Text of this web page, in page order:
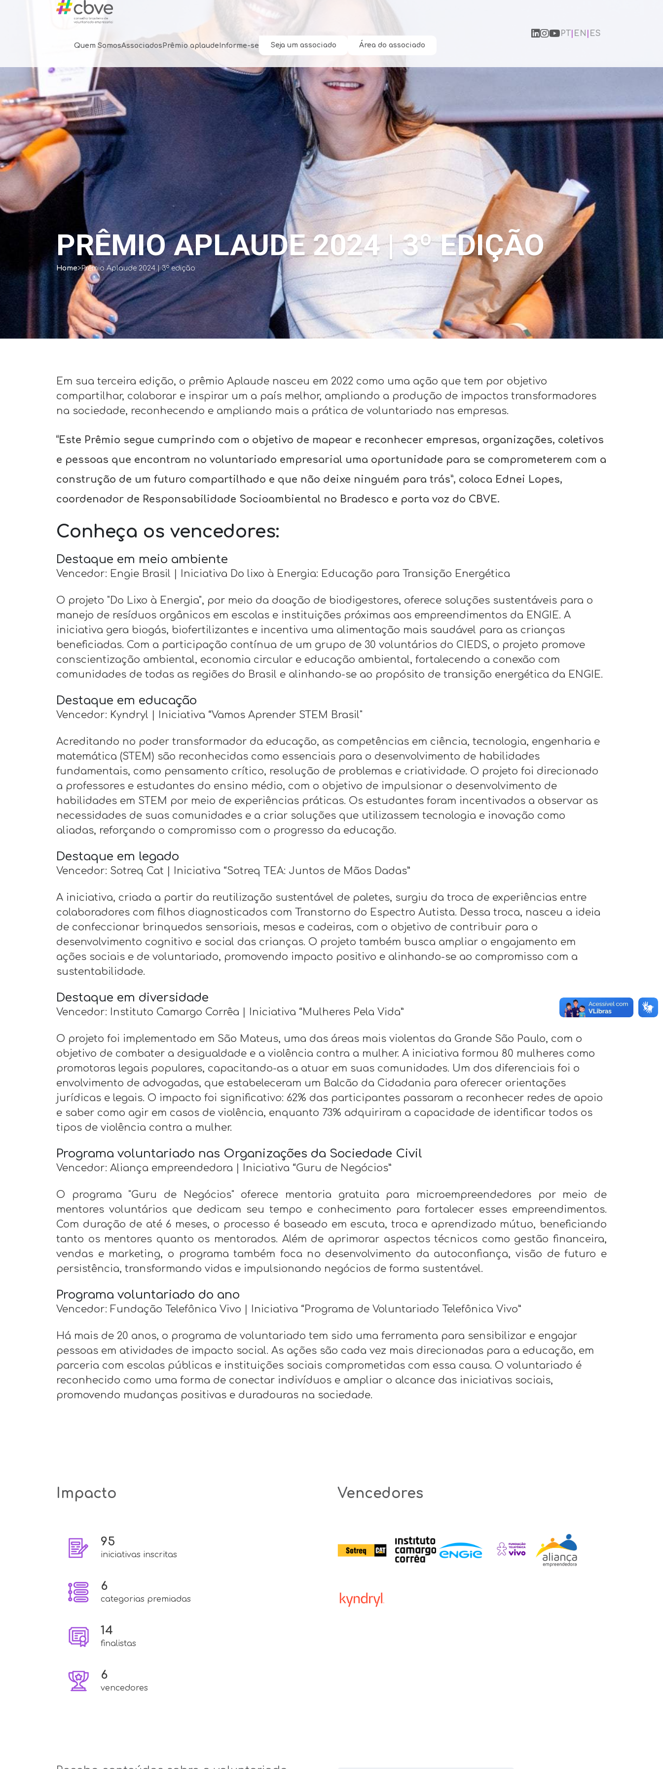
Quem SomosAssociados Prêmio aplaude Informe-se Seja um associado Área do associado
PT| EN ES
PRÊMIO APLAUDE 2024 | 3º EDIÇÃO
Home>Prêmio Aplaude 2024 | 3º edição
Em sua terceira edição, o prêmio Aplaude nasceu em 2022 como uma ação que tem por objetivo
compartilhar, colaborar e inspirar um a país melhor, ampliando a produção de impactos transformadores
na sociedade, reconhecendo e ampliando mais a prática de voluntariado nas empresas.
“Este Prêmio segue cumprindo com o objetivo de mapear e reconhecer empresas, organizações, coletivos
e pessoas que encontram no voluntariado empresarial uma oportunidade para se comprometerem com a
construção de um futuro compartilhado e que não deixe ninguém para trás”, coloca Ednei Lopes,
coordenador de Responsabilidade Socioambiental no Bradesco e porta voz do CBVE.
Conheça os vencedores:
Destaque em meio ambiente
Vencedor: Engie Brasil | Iniciativa Do lixo à Energia: Educação para Transição Energética
O projeto "Do Lixo à Energia", por meio da doação de biodigestores, oferece soluções sustentáveis para o
manejo de resíduos orgânicos em escolas e instituições próximas aos empreendimentos da ENGIE. A
iniciativa gera biogás, biofertilizantes e incentiva uma alimentação mais saudável para as crianças
beneficiadas. Com a participação contínua de um grupo de 30 voluntários do CIEDS, o projeto promove
conscientização ambiental, economia circular e educação ambiental, fortalecendo a conexão com
comunidades de todas as regiões do Brasil e alinhando-se ao propósito de transição energética da ENGIE.
Destaque em educação
Vencedor: Kyndryl | Iniciativa “Vamos Aprender STEM Brasil"
Acreditando no poder transformador da educação, as competências em ciência, tecnologia, engenharia e
matemática (STEM) são reconhecidas como essenciais para o desenvolvimento de habilidades
fundamentais, como pensamento crítico, resolução de problemas e criatividade. O projeto foi direcionado
a professores e estudantes do ensino médio, com o objetivo de impulsionar o desenvolvimento de
habilidades em STEM por meio de experiências práticas. Os estudantes foram incentivados a observar as
necessidades de suas comunidades e a criar soluções que utilizassem tecnologia e inovação como
aliadas, reforçando o compromisso com o progresso da educação.
Destaque em legado
Vencedor: Sotreq Cat | Iniciativa “Sotreq TEA: Juntos de Mãos Dadas”
A iniciativa, criada a partir da reutilização sustentável de paletes, surgiu da troca de experiências entre
colaboradores com filhos diagnosticados com Transtorno do Espectro Autista. Dessa troca, nasceu a ideia
de confeccionar brinquedos sensoriais, mesas e cadeiras, com o objetivo de contribuir para o
desenvolvimento cognitivo e social das crianças. O projeto também busca ampliar o engajamento em
ações sociais e de voluntariado, promovendo impacto positivo e alinhando-se ao compromisso com a
sustentabilidade.
Destaque em diversidade
Vencedor: Instituto Camargo Corrêa | Iniciativa “Mulheres Pela Vida”
O projeto foi implementado em São Mateus, uma das áreas mais violentas da Grande São Paulo, com o
objetivo de combater a desigualdade e a violência contra a mulher. A iniciativa formou 80 mulheres como
promotoras legais populares, capacitando-as a atuar em suas comunidades. Um dos diferenciais foi o
envolvimento de advogadas, que estabeleceram um Balcão da Cidadania para oferecer orientações
jurídicas e legais. O impacto foi significativo: 62% das participantes passaram a reconhecer redes de apoio
e saber como agir em casos de violência, enquanto 73% adquiriram a capacidade de identificar todos os
tipos de violência contra a mulher.
Programa voluntariado nas Organizações da Sociedade Civil
Vencedor: Aliança empreendedora | Iniciativa “Guru de Negócios”
O programa "Guru de Negócios" oferece mentoria gratuita para microempreendedores por meio de
mentores voluntários que dedicam seu tempo e conhecimento para fortalecer esses empreendimentos.
Com duração de até 6 meses, o processo é baseado em escuta, troca e aprendizado mútuo, beneficiando
tanto os mentores quanto os mentorados. Além de aprimorar aspectos técnicos como gestão financeira,
vendas e marketing, o programa também foca no desenvolvimento da autoconfiança, visão de futuro e
persistência, transformando vidas e impulsionando negócios de forma sustentável.
Programa voluntariado do ano
Vencedor: Fundação Telefônica Vivo | Iniciativa “Programa de Voluntariado Telefônica Vivo”
Há mais de 20 anos, o programa de voluntariado tem sido uma ferramenta para sensibilizar e engajar
pessoas em atividades de impacto social. As ações são cada vez mais direcionadas para a educação, em
parceria com escolas públicas e instituições sociais comprometidas com essa causa. O voluntariado é
reconhecido como uma forma de conectar indivíduos e ampliar o alcance das iniciativas sociais,
promovendo mudanças positivas e duradouras na sociedade.
Impacto
95
iniciativas inscritas
6
categorias premiadas
14
finalistas
6
vencedores
Vencedores